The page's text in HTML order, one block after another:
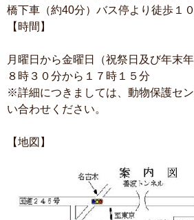
橋下車（約40分）バス停より徒歩１
【時間】
月曜日から金曜日（祝祭日及び年末年
８時３０分から１７時１５分
※詳細につきましては、動物保護セ
い合わせください。
【地図】